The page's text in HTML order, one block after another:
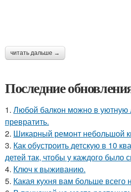
читать дальше →
Последние
1. Любой балкон можно в уютную
превратить.
2. Шикарный ремонт небольшой
3. Как обустроить детскую в 10
детей так, чтобы у каждого было
4. Ключ к выживанию.
5. Какая кухня вам больше всего